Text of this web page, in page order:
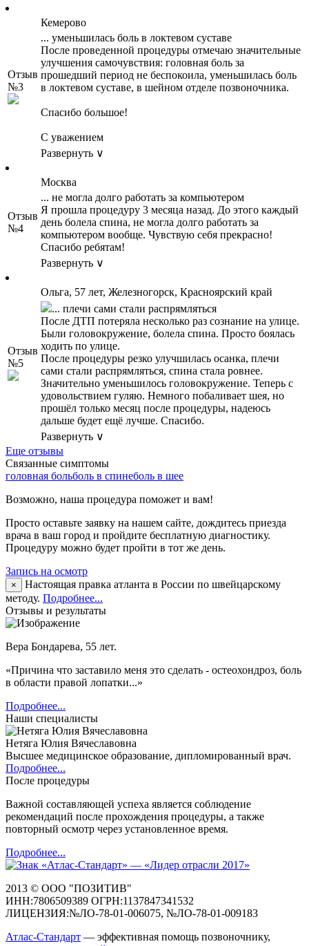
Отзыв
№3
Кемерово
... уменьшилась боль в локтевом суставе
После проведенной процедуры отмечаю значительные
улучшения самочувствия: головная боль за
прошедший период не беспокоила, уменьшилась боль
в локтевом суставе, в шейном отделе позвоночника.
Спасибо большое!
С уважением
Развернуть ∨
Отзыв
№4
Москва
... не могла долго работать за компьютером
Я прошла процедуру 3 месяца назад. До этого каждый
день болела спина, не могла долго работать за
компьютером вообще. Чувствую себя прекрасно!
Спасибо ребятам!
Развернуть ∨
Отзыв
№5
Ольга, 57 лет, Железногорск, Красноярский край
... плечи сами стали распрямляться
После ДТП потеряла несколько раз сознание на улице.
Были головокружение, болела спина. Просто боялась
ходить по улице.
После процедуры резко улучшилась осанка, плечи
сами стали распрямляться, спина стала ровнее.
Значительно уменьшилось головокружение. Теперь с
удовольствием гуляю. Немного побаливает шея, но
прошёл только месяц после процедуры, надеюсь
дальше будет ещё лучше. Спасибо.
Развернуть ∨
Еще отзывы
Связанные симптомы
головная больболь в спинеболь в шее
Возможно, наша процедура поможет и вам!
Просто оставьте заявку на нашем сайте, дождитесь приезда
врача в ваш город и пройдите бесплатную диагностику.
Процедуру можно будет пройти в тот же день.
Запись на осмотр
×
Настоящая правка атланта в России по швейцарскому
методу. Подробнее...
Отзывы и результаты
Вера Бондарева, 55 лет.
«Причина что заставило меня это сделать - остеохондроз, боль
в области правой лопатки...»
Подробнее...
Наши специалисты
Нетяга Юлия Вячеславовна
Высшее медицинское образование, дипломированный врач.
Подробнее...
После процедуры
Важной составляющей успеха является соблюдение
рекомендаций после прохождения процедуры, а также
повторный осмотр через установленное время.
Подробнее...
2013 © ООО "ПОЗИТИВ"
ИНН:7806509389 ОГРН:1137847341532
ЛИЦЕНЗИЯ:№ЛО-78-01-006075, №ЛО-78-01-009183
Атлас-Стандарт — эффективная помощь позвоночнику,